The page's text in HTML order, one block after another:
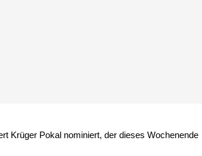
Krüger Pokal nominiert, der dieses Wochenende